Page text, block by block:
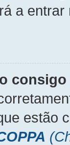
a
estão